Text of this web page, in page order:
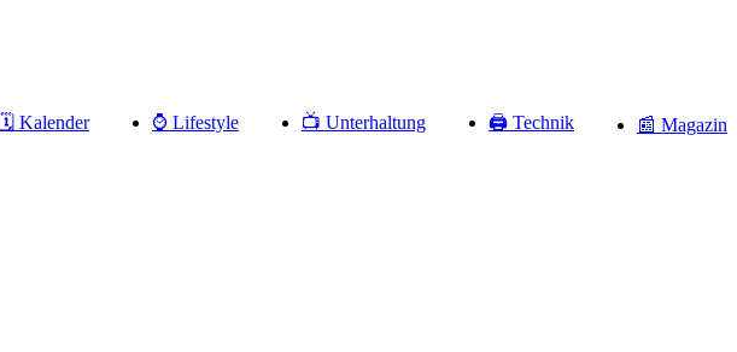
🗓 Kalender ⌚️ Lifestyle 📺 Unterhaltung 🖨️ Technik 📰 Magazin